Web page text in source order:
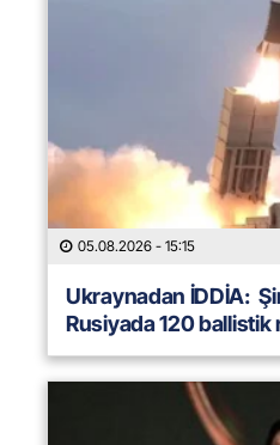
05.08.2026 - 15:15
Ukraynadan İDDİA:
Rusiyada 120